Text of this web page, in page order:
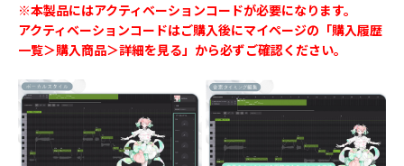
※本製品にはアクティベーションコードが必要になります。
アクティベーションコードはご購入後にマイページの「購入履歴
一覧＞購入商品＞詳細を見る」から必ずご確認ください。